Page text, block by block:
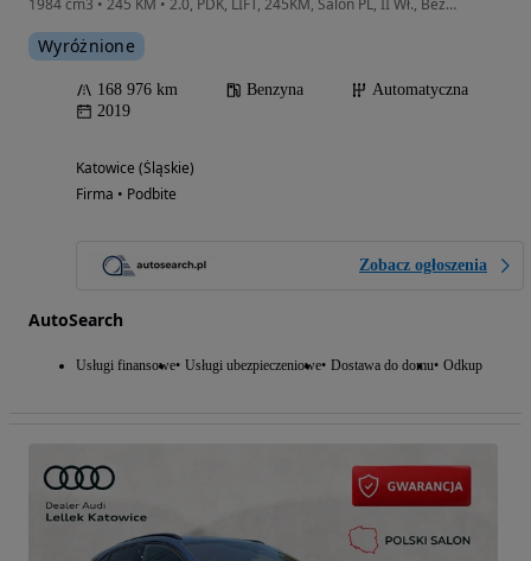
Wyróżnione
168 976 km Benzyna
Automatyczna
2019
Katowice (Śląskie)
Firma • Podbite
Zobacz ogłoszenia
AutoSearch
Usługi finansowe Usługi ubezpieczeniowe Dostawa do domu Odkup